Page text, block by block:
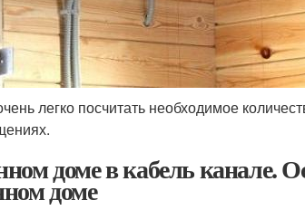
легко посчитать необходимое
доме в кабель канале.
доме